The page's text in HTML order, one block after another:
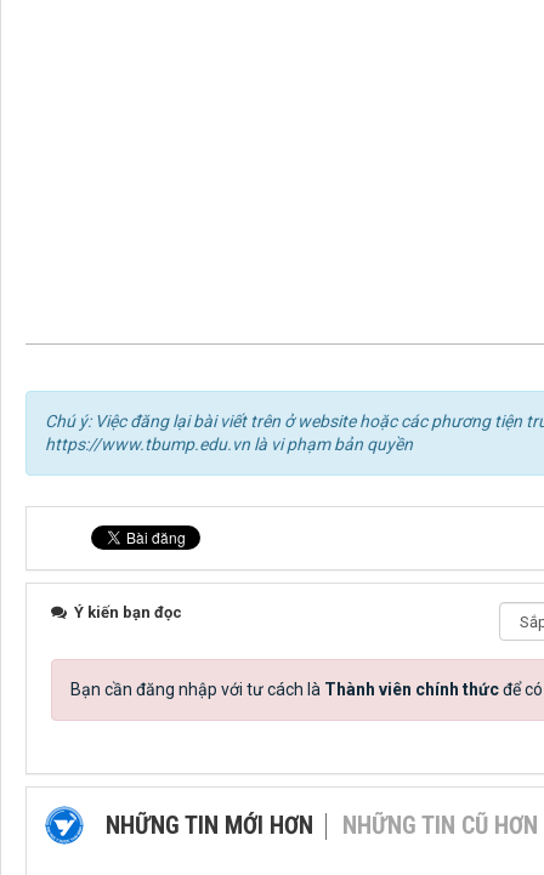
Chú ý: Việc đăng lại bài viết trên ở website hoặc các phương tiện
https://www.tbump.edu.vn là vi phạm bản quyền
Ý kiến bạn đọc
Bạn cần đăng nhập với tư cách là Thành viên chính thứcđể
NHỮNG TIN MỚI HƠN NHỮNG TIN CŨ HƠN